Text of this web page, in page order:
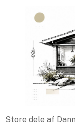
Store dele af